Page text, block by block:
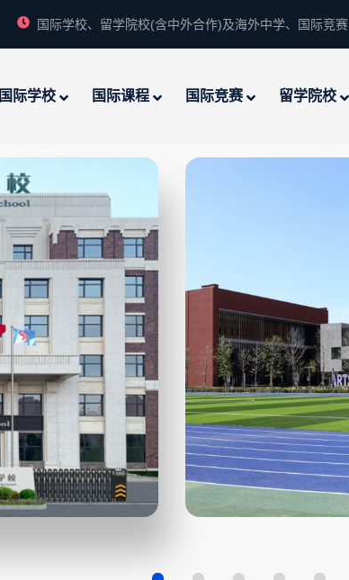
国际学校、留学院校(含中外合作)及海外中学、国际竞赛
国际学校 国际课程 国际竞赛 留学院校